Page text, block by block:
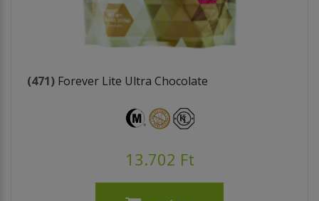
(471) Forever Lite Ultra Chocolate
13.702 Ft